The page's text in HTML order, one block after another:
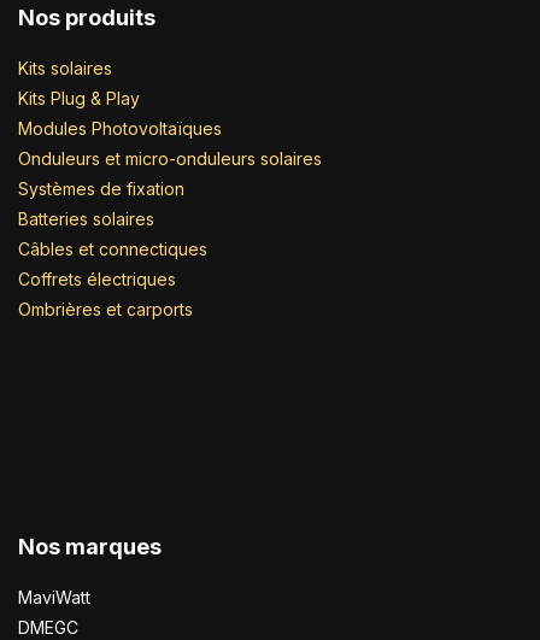
Nos produits
Kits solaires
Kits Plug & Play
Modules Photovoltaïques
Onduleurs et micro-onduleurs solaires
Systèmes de fixation
Batteries solaires
Câbles et connectiques
Coffrets électriques
Ombrières et carports
Nos marques
MaviWatt
DMEGC